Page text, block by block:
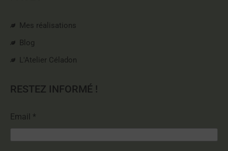
Mes réalisations
Blog
L'Atelier Céladon
RESTEZ INFORMÉ !
Email *